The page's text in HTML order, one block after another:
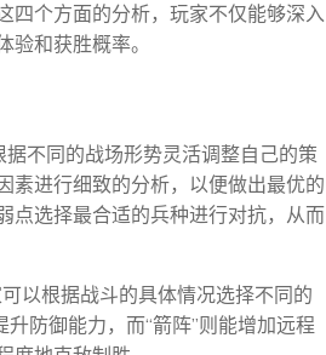
四个方面的分析，玩家不仅能够深入
和获胜概率。
不同的战场形势灵活调整自己的策
素进行细致的分析，以便做出最优的
点选择最合适的兵种进行对抗，从而
以根据战斗的具体情况选择不同的
防御能力，而“箭阵”则能增加远程